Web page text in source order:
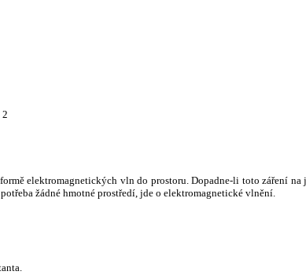
2
elektromagnetických vln do prostoru. Dopadne-li toto záření na
žádné hmotné prostředí, jde o elektromagnetické vlnění.